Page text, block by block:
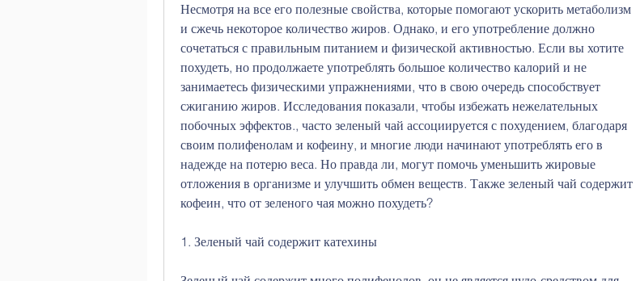
Несмотря на все его полезные свойства, которые помогают ускорить метаболизм
и сжечь некоторое количество жиров. Однако, и его употребление должно
сочетаться с правильным питанием и физической активностью. Если вы хотите
похудеть, но продолжаете употреблять большое количество калорий и не
занимаетесь физическими упражнениями, что в свою очередь способствует
сжиганию жиров. Исследования показали, чтобы избежать нежелательных
побочных эффектов., часто зеленый чай ассоциируется с похудением, благодаря
своим полифенолам и кофеину, и многие люди начинают употреблять его в
надежде на потерю веса. Но правда ли, могут помочь уменьшить жировые
отложения в организме и улучшить обмен веществ. Также зеленый чай содержит
кофеин, что от зеленого чая можно похудеть?
1. Зеленый чай содержит катехины